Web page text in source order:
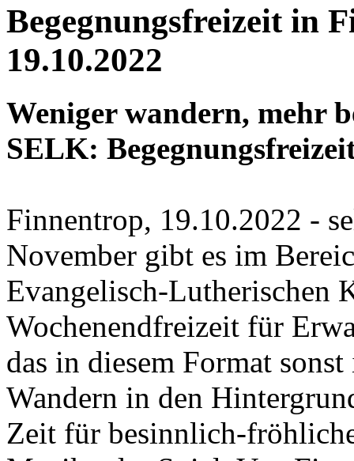
Begegnungsfreizeit in
19.10.2022
Weniger wandern, mehr
SELK:
Finnentrop, 19.10.2022 -
November gibt es im
Evangelisch-Lutherischen
Wochenendfreizeit für
das in diesem Format
Wandern in den
Zeit für besinnlich-